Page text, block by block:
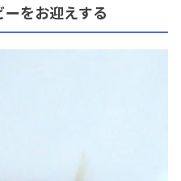
をお迎えする